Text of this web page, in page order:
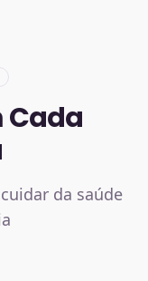
Cada
da saúde